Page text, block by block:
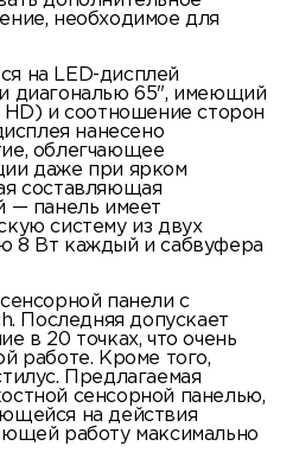
необходимое для
на LED-дисплей
диагональю 65", имеющий
и соотношение сторон
нанесено
облегчающее
даже при ярком
составляющая
— панель имеет
систему из двух
8 Вт каждый и сабвуфера
панели с
Последняя допускает
в 20 точках, что очень
работе. Кроме того,
Предлагаемая
сенсорной панелью,
на действия
работу максимально